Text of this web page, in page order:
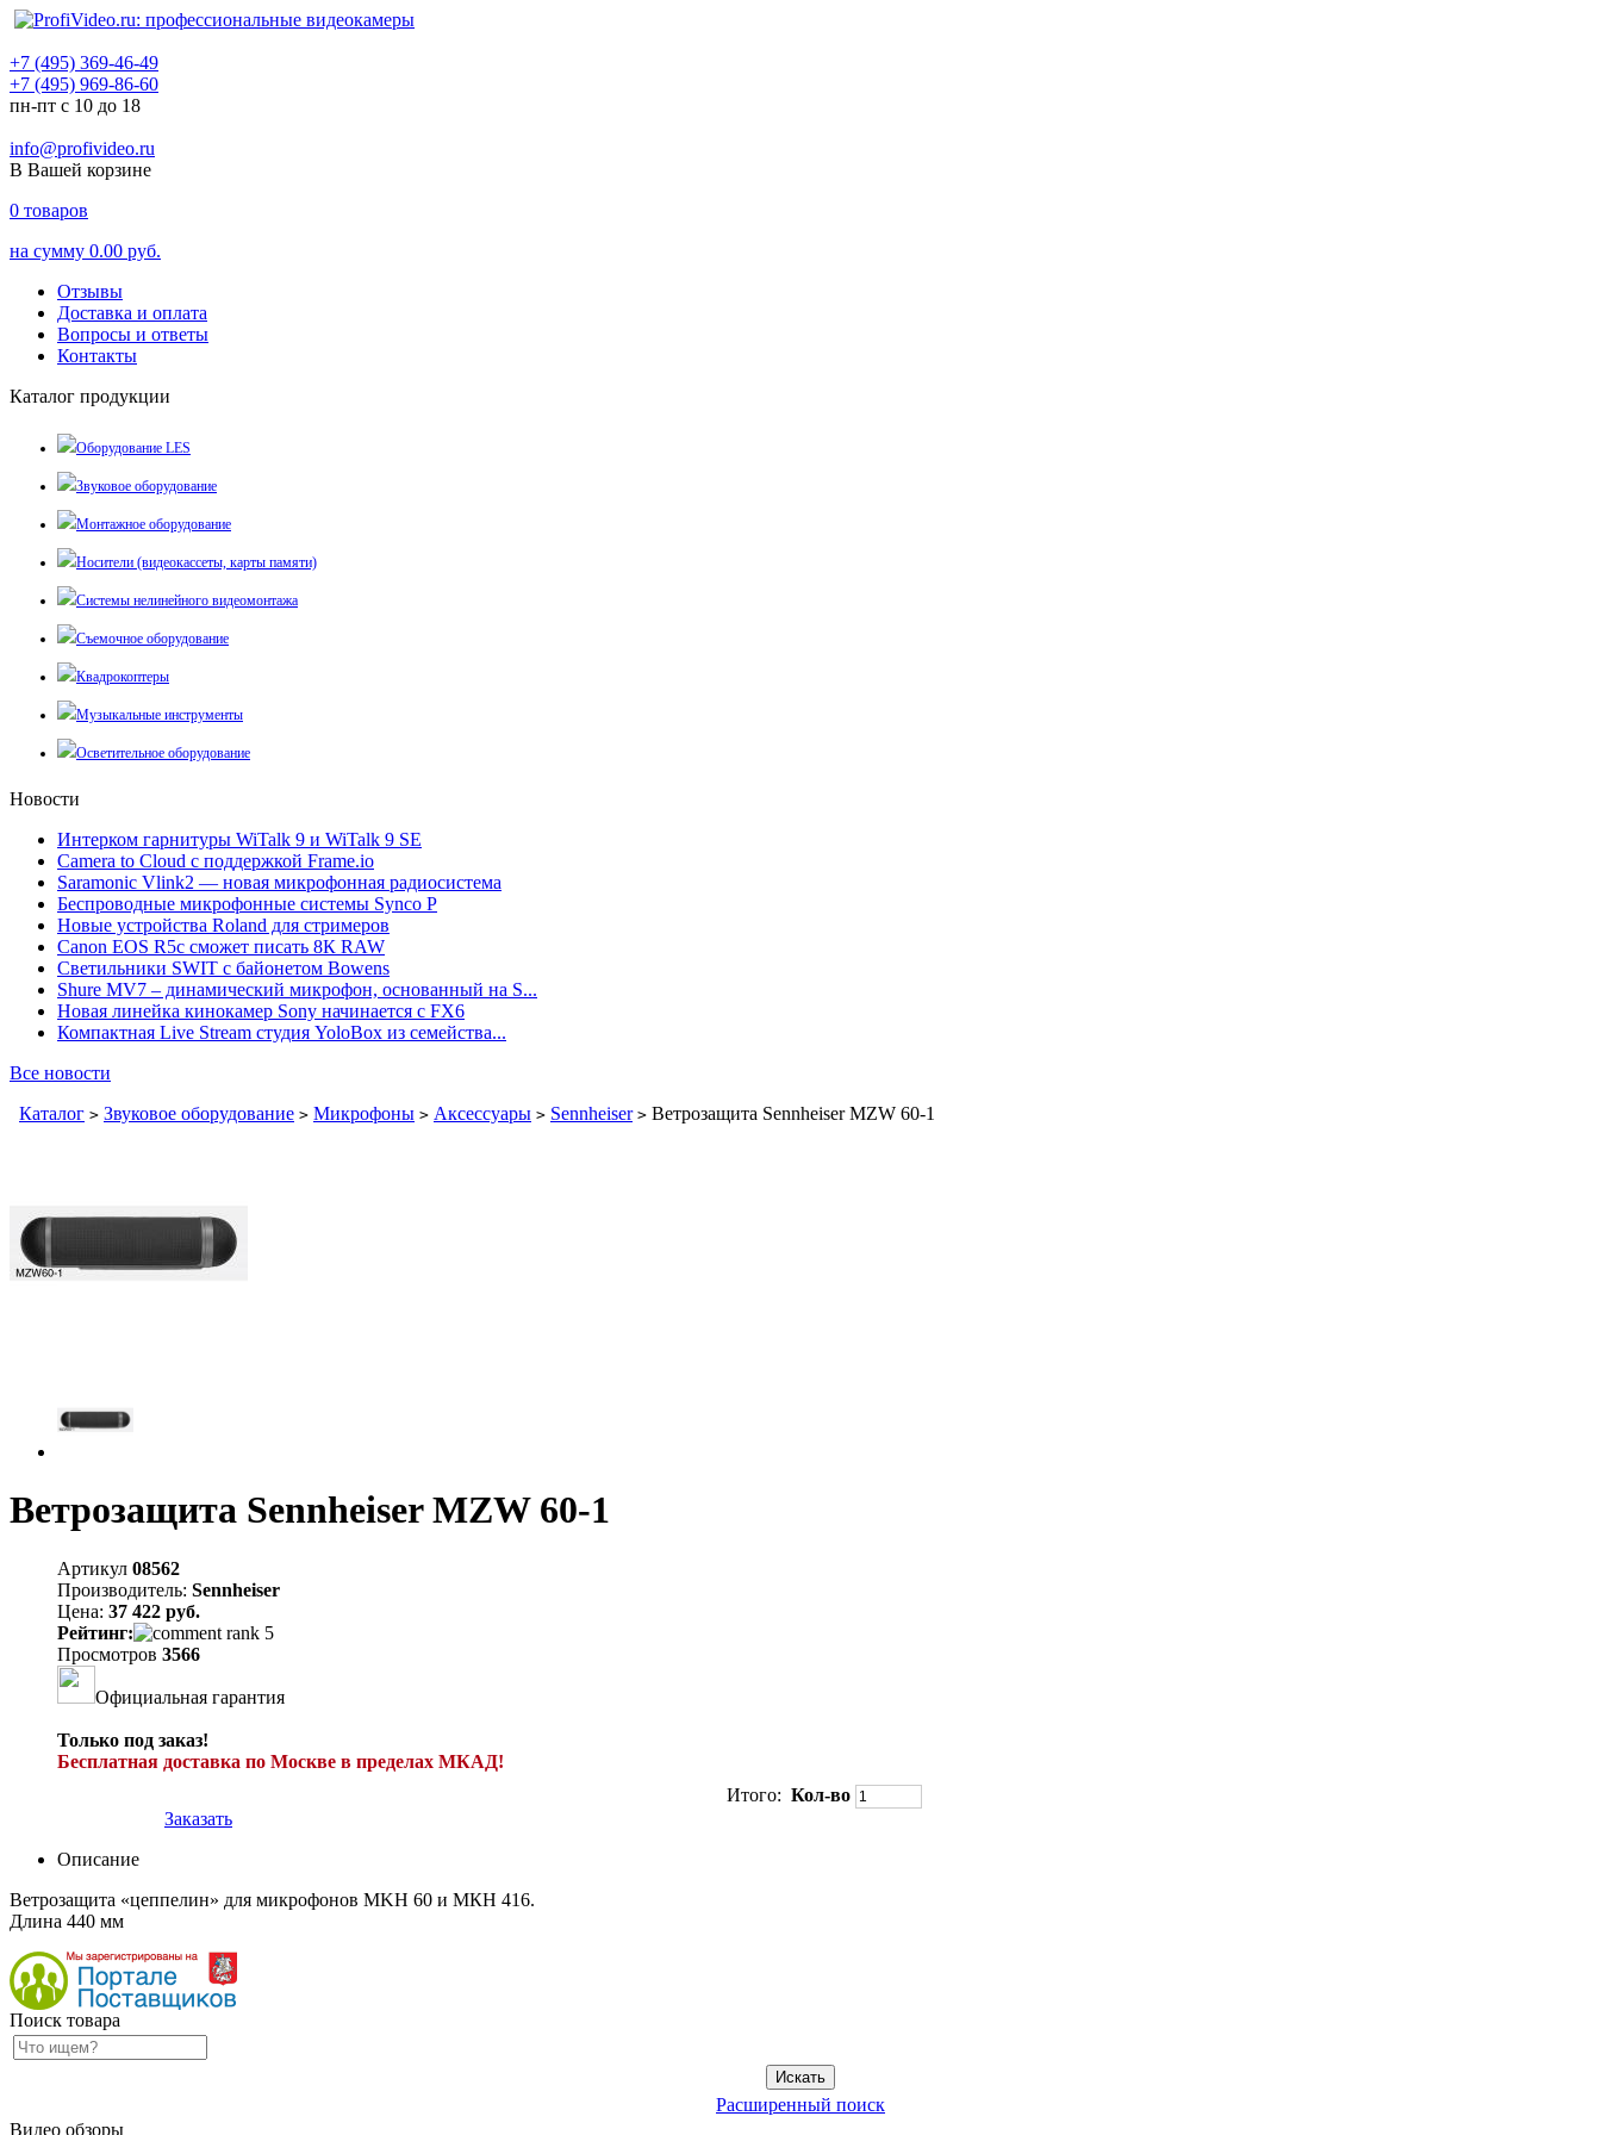
+7 (495) 369-46-49
+7 (495) 969-86-60
пн-пт с 10 до 18
info@profivideo.ru
В Вашей корзине
0 товаров
на сумму 0.00 руб.
Отзывы
Доставка и оплата
Вопросы и ответы
Контакты
Каталог продукции
Оборудование LES
Звуковое оборудование
Монтажное оборудование
Носители (видеокассеты, карты памяти)
Системы нелинейного видеомонтажа
Съемочное оборудование
Квадрокоптеры
Музыкальные инструменты
Осветительное оборудование
Новости
Интерком гарнитуры WiTalk 9 и WiTalk 9 SE
Camera to Cloud с поддержкой Frame.io
Saramonic Vlink2 — новая микрофонная радиосистема
Беспроводные микрофонные системы Synco P
Новые устройства Roland для стримеров
Canon EOS R5c сможет писать 8К RAW
Светильники SWIT с байонетом Bowens
Shure MV7 – динамический микрофон, основанный на S...
Новая линейка кинокамер Sony начинается с FX6
Компактная Live Stream студия YoloBox из семейства...
Все новости
Каталог > Звуковое оборудование > Микрофоны > Аксессуары > Sennheiser > Ветрозащита Sennheiser MZW 60-1
Ветрозащита Sennheiser MZW 60-1
Артикул 08562
Производитель: Sennheiser
Цена: 37 422 руб.
Рейтинг:
Просмотров 3566
Официальная гарантия
Только под заказ!
Бесплатная доставка по Москве в пределах МКАД!
Итого: Кол-во
Заказать
Описание
Ветрозащита «цеппелин» для микрофонов MKH 60 и МКН 416.
Длина 440 мм
Поиск товара
Расширенный поиск
Видео обзоры